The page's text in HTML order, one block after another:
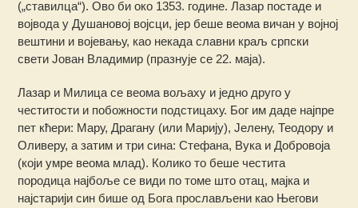
(„ставилца“). Ово би око 1353. године. Лазар постаде и
војвода у Душановој војсци, јер беше веома вичан у војној
вештини и војевању, као некада славни краљ српски
свети Јован Владимир (празнује се 22. маја).
Лазар и Милица се веома вољаху и једно друго у
честитости и побожности подстицаху. Бог им даде најпре
пет кћери: Мару, Драгану (или Марију), Јелену, Теодору и
Оливеру, а затим и три сина: Стефана, Вука и Добровоја
(који умре веома млад). Колико то беше честита
породица најбоље се види по томе што отац, мајка и
најстарији син бише од Бога прослављени као Његови